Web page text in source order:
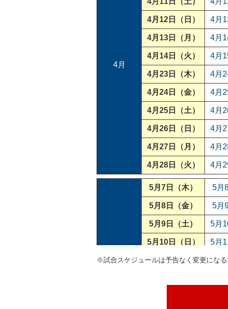
4月
4月12日（日） 4月
4月13日（月） 4月
4月14日（火） 4月
4月23日（木） 4月
4月24日（金） 4月
4月25日（土） 4月
4月26日（日） 4月
4月27日（月） 4月
4月28日（火） 4月
5月7日（木） 5月
5月8日（金） 5月
5月9日（土） 5月
5月10日（日） 5月
5月11日（月） 5月
※試合スケジュールは予告なく変更にな